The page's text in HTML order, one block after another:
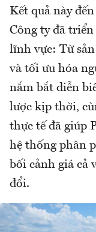
Kết quả này
Công ty đã
lĩnh vực: Từ
và tối ưu hóa
nắm bắt diễn
lược kịp thời,
thực tế đã giúp
hệ thống phân
bối cảnh giá cả
đổi.